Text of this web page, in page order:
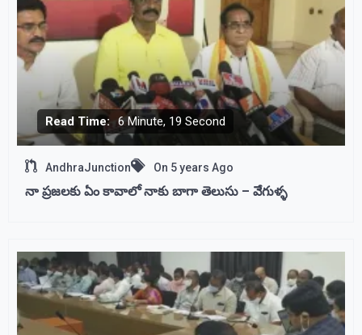
Read Time: 6 Minute, 19 Second
AndhraJunction On 5 years Ago
నా ప్రజలకు ఏం కావాలో నాకు బాగా తెలుసు – వెేగుళ్ళ